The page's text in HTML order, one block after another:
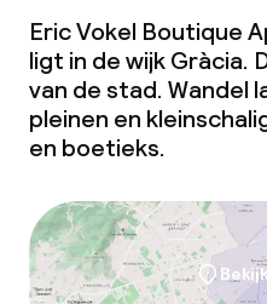
Eric Vokel Boutique
ligt in de wijk Gràcia.
van de stad. Wandel
pleinen en
en boetieks.